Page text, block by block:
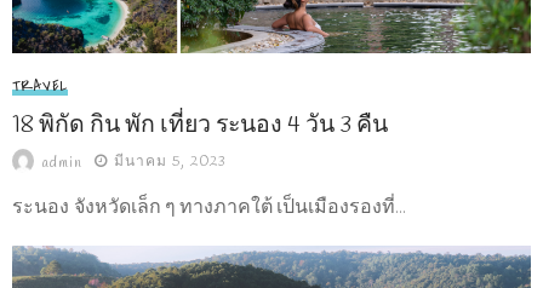
TRAVEL
18 พิกัด กิน พัก เที่ยว ระนอง 4 วัน 3 คืน
admin มีนาคม 5, 2023
ระนอง จังหวัดเล็ก ๆ ทางภาคใต้ เป็นเมืองรองที่...